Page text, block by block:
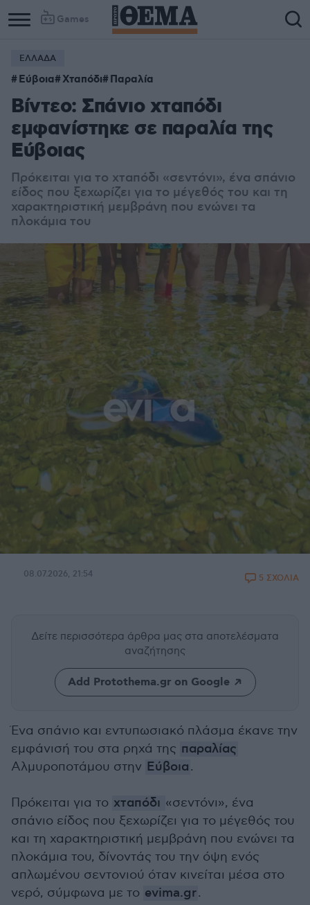
Games
ΕΛΛΑΔΑ
Εύβοια Χταπόδι Παραλία
Βίντεο: Σπάνιο χταπόδι
εμφανίστηκε σε παραλία της
Εύβοιας
Πρόκειται για το χταπόδι «σεντόνι», ένα σπάνιο
είδος που ξεχωρίζει για το μέγεθός του και τη
χαρακτηριστική μεμβράνη που ενώνει τα
πλοκάμια του
08.07.2026, 21:54 5 ΣΧΟΛΙΑ
Δείτε περισσότερα άρθρα μας στα αποτελέσματα
αναζήτησης
Add Protothema.gr on Google
Ένα σπάνιο και εντυπωσιακό πλάσμα έκανε την
εμφάνισή του στα ρηχά της παραλίας
Αλμυροποτάμου στην Εύβοια.
Πρόκειται για το χταπόδι «σεντόνι», ένα
σπάνιο είδος που ξεχωρίζει για το μέγεθός του
και τη χαρακτηριστική μεμβράνη που ενώνει τα
πλοκάμια του, δίνοντάς του την όψη ενός
απλωμένου σεντονιού όταν κινείται μέσα στο
νερό, σύμφωνα με το evima.gr.